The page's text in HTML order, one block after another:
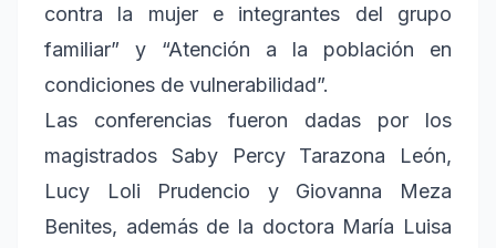
contra la mujer e integrantes del grupo
familiar” y “Atención a la población en
condiciones de vulnerabilidad”.
Las conferencias fueron dadas por los
magistrados Saby Percy Tarazona León,
Lucy Loli Prudencio y Giovanna Meza
Benites, además de la doctora María Luisa